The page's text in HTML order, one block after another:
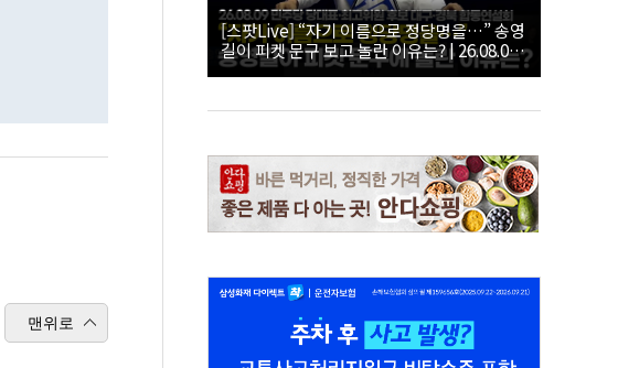
맨위로
[스팟Live] “자기 이름으로 정당명을…” 송영
길이 피켓 문구 보고 놀란 이유는? | 26.08.09
더불어민주당 당대표·최고위원 후보 대구·경